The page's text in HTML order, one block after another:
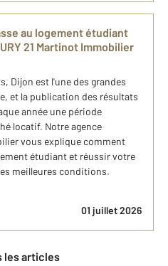
au logement étudiant
21 Martinot Immobilier
Dijon est l'une des grandes
et la publication des résultats
année une période
locatif. Notre agence
vous explique comment
étudiant et réussir votre
meilleures conditions.
01 juillet 2026
les articles